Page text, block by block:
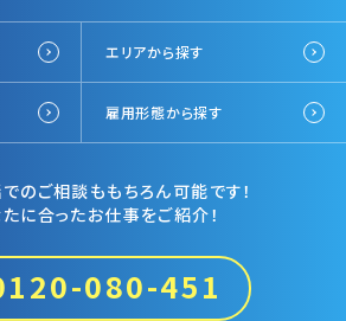
エリアから探す
雇用形態から探す
のご相談ももちろん可能です！
に合ったお仕事をご紹介！
080-451